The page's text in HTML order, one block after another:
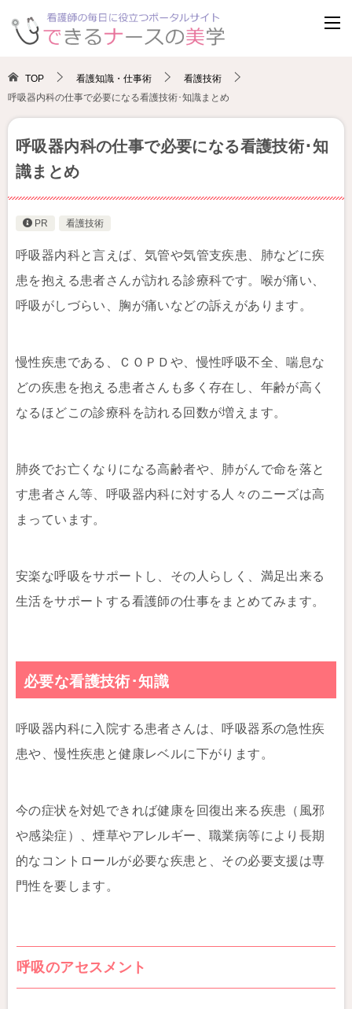
TOP 看護知識・仕事術
看護技術
呼吸器内科の仕事で必要になる看護技術･知識まとめ
呼吸器内科の仕事で必要になる看護技術･知
識まとめ
PR 看護技術
呼吸器内科と言えば、気管や気管支疾患、肺などに疾
患を抱える患者さんが訪れる診療科です。喉が痛い、
呼吸がしづらい、胸が痛いなどの訴えがあります。
慢性疾患である、ＣＯＰＤや、慢性呼吸不全、喘息な
どの疾患を抱える患者さんも多く存在し、年齢が高く
なるほどこの診療科を訪れる回数が増えます。
肺炎でお亡くなりになる高齢者や、肺がんで命を落と
す患者さん等、呼吸器内科に対する人々のニーズは高
まっています。
安楽な呼吸をサポートし、その人らしく、満足出来る
生活をサポートする看護師の仕事をまとめてみます。
必要な看護技術･知識
呼吸器内科に入院する患者さんは、呼吸器系の急性疾
患や、慢性疾患と健康レベルに下がります。
今の症状を対処できれば健康を回復出来る疾患（風邪
や感染症）、煙草やアレルギー、職業病等により長期
的なコントロールが必要な疾患と、その必要支援は専
門性を要します。
呼吸のアセスメント